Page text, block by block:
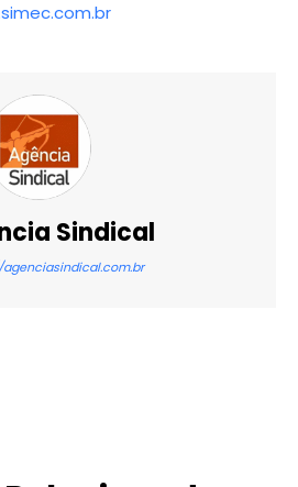
Sindical